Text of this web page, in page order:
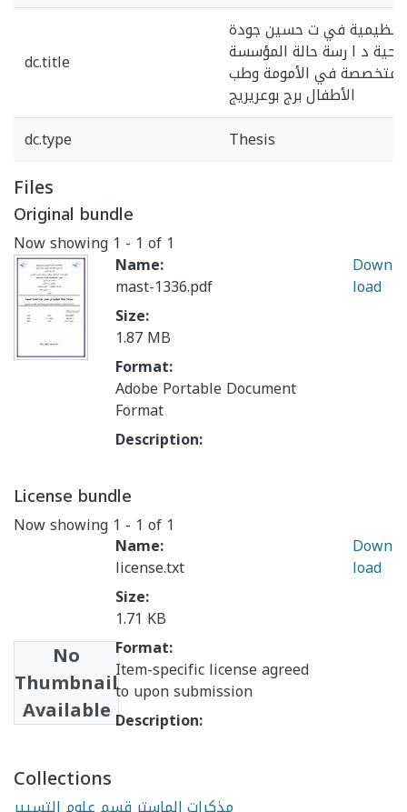
dc.title
في ت حسين جودة
د ا رسة حالة المؤسسة
في الأمومة وطب
الأطفال برج بوعريريج
dc.type
Thesis
Files
Original bundle
Now showing 1 - 1 of 1
Name:
mast-1336.pdf
Size:
1.87 MB
Format:
Adobe Portable Document
Format
Description:
Down
load
License bundle
Now showing 1 - 1 of 1
No
Thumbnail
Available
Name:
license.txt
Size:
1.71 KB
Format:
Item-specific license agreed
to upon submission
Description:
Down
load
Collections